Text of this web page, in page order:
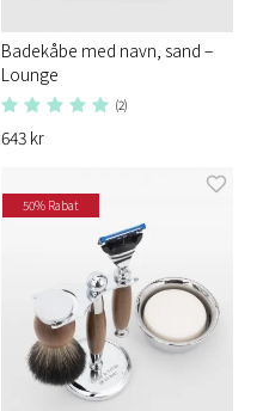
Badekåbe med navn, sand –
Lounge
(2)
643 kr
50% Rabat